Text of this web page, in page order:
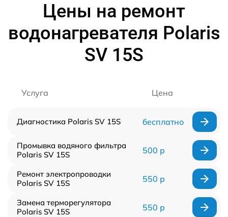
Цены на ремонт
водонагревателя Polaris
SV 15S
Услуга Цена
Диагностика Polaris SV 15S бесплатно
Промывка водяного фильтра
Polaris SV 15S
500 р
Ремонт электропроводки
Polaris SV 15S
550 р
Замена терморегулятора
Polaris SV 15S
550 р